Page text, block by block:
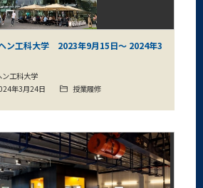
ン工科大学 2023年9月15日～ 2024年3
ン工科大学
年3月24日
授業履修